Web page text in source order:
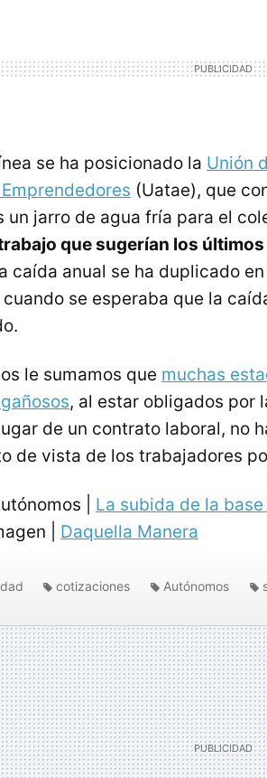
se ha posicionado la Unión
(Uatae), que
un jarro de agua fría para el
que sugerían los
caída anual se ha duplicado
cuando se esperaba que la
le sumamos que muchas
, al estar obligados por
de un contrato laboral, no
de vista de los trabajadores
| La subida de la
| Daquella Manera
cotizaciones Autónomos